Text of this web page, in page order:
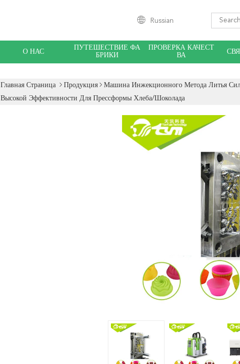
Russian
О НАС
ПУТЕШЕСТВИЕ ФА
БРИКИ
ПРОВЕРКА КАЧЕСТ
ВА
Главная Страница Продукция Машина Инжекционного Метода Литья
Высокой Эффективности Для Прессформы Хлеба/шоколада